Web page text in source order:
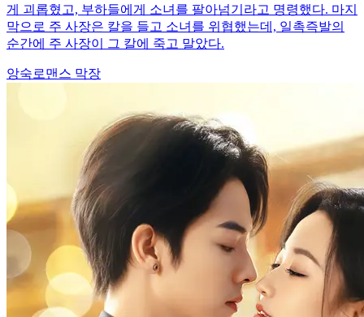
게 괴롭혔고, 부하들에게 소녀를 팔아넘기라고 명령했다. 마지
막으로 주 사장은 칼을 들고 소녀를 위협했는데, 일촉즉발의
순간에 주 사장이 그 칼에 죽고 말았다.
앙숙로맨스 막장